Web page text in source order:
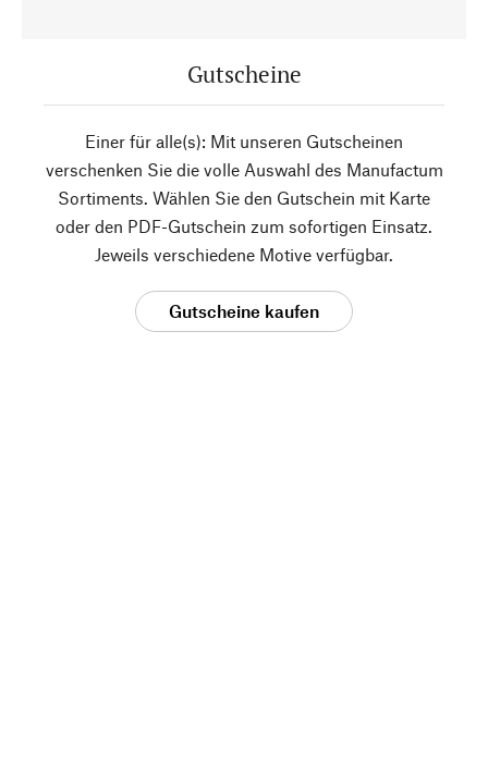
Gutscheine
Einer für alle(s): Mit unseren Gutscheinen
verschenken Sie die volle Auswahl des Manufactum
Sortiments. Wählen Sie den Gutschein mit Karte
oder den PDF-Gutschein zum sofortigen Einsatz.
Jeweils verschiedene Motive verfügbar.
Gutscheine kaufen